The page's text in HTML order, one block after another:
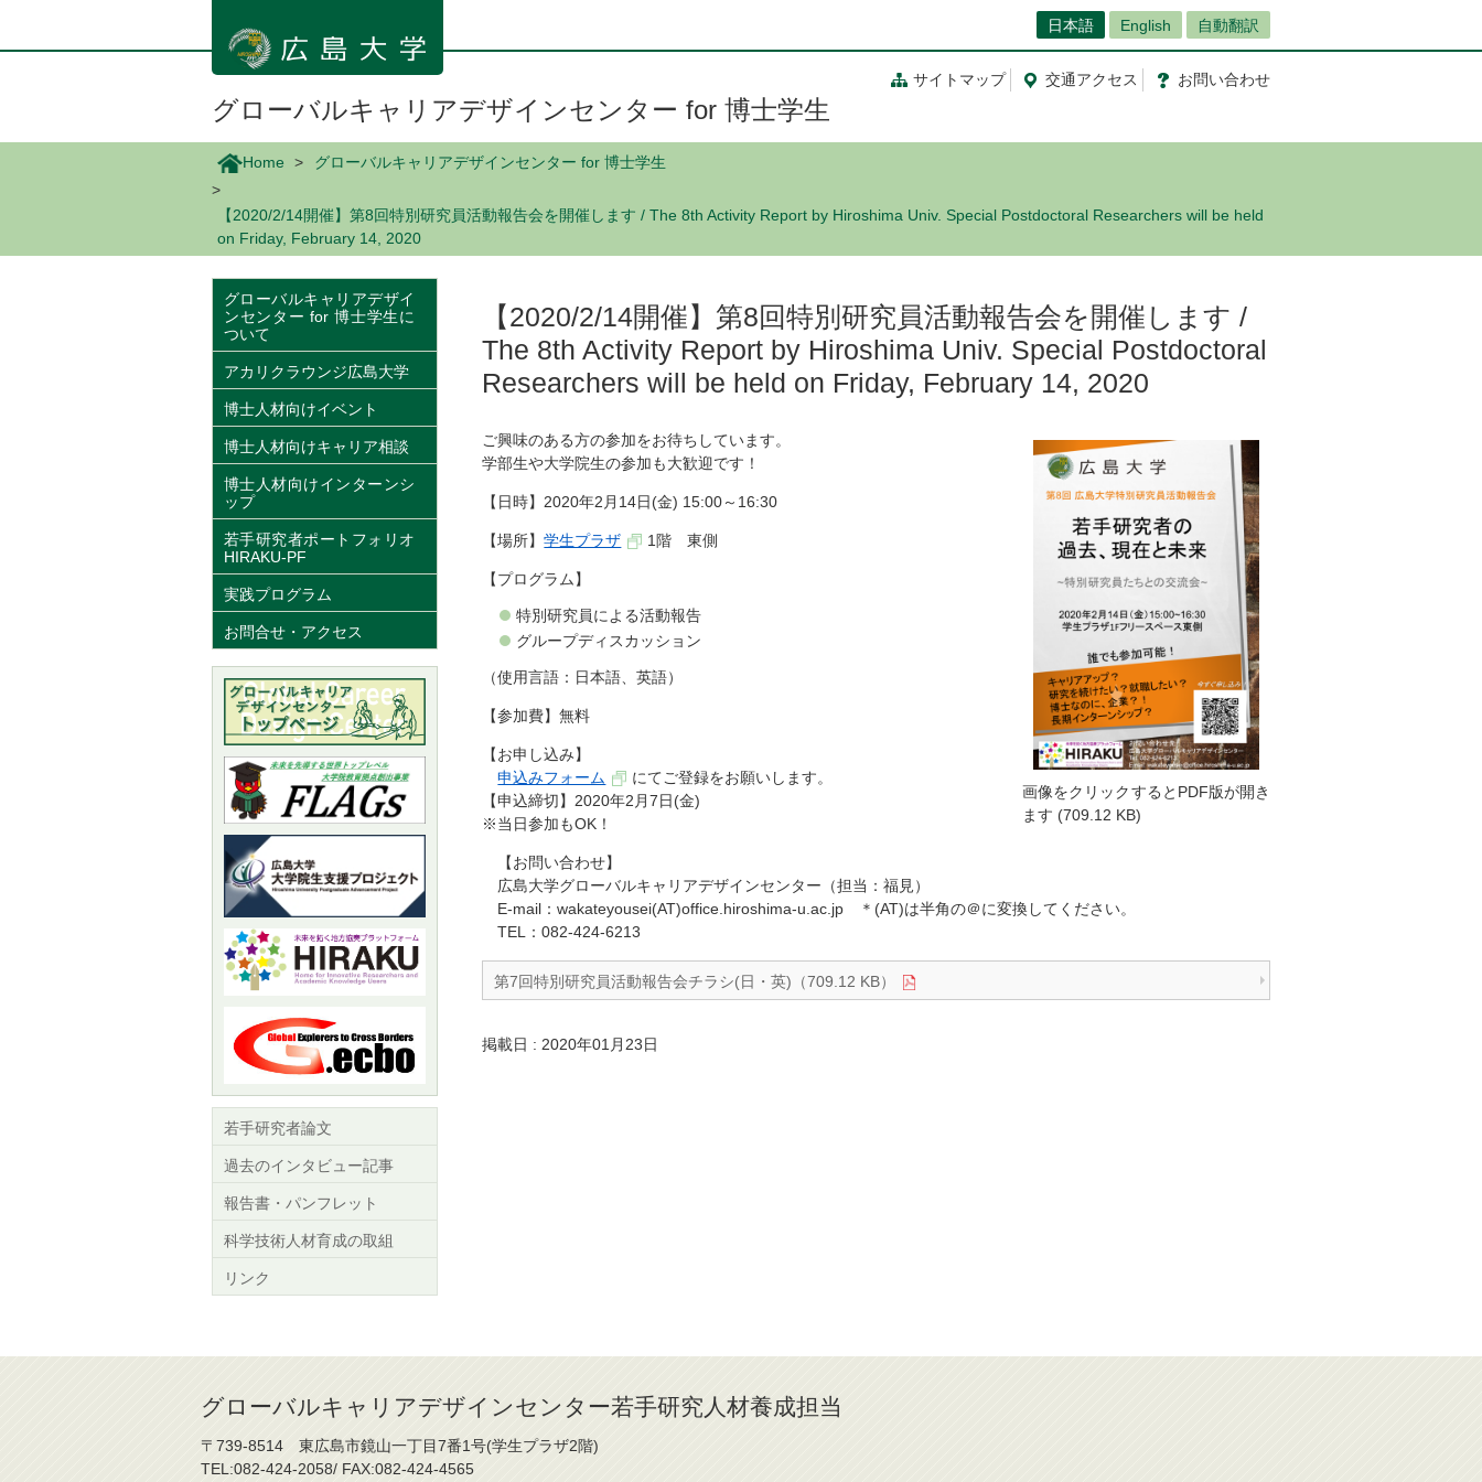
ン
日本語 English 自動翻訳
サイトマップ 交通アクセス お問い合わせ
グローバルキャリアデザインセンター for 博士学生
Home グローバルキャリアデザインセンター for 博士学生
【2020/2/14開催】第8回特別研究員活動報告会を開催します / The 8th Activity Report by Hiroshima Univ. Special Postdoctoral Researchers will be held
on Friday, February 14, 2020
【2020/2/14開催】第8回特別研究員活動報告会を開催します /
The 8th Activity Report by Hiroshima Univ. Special Postdoctoral
Researchers will be held on Friday, February 14, 2020
ご興味のある方の参加をお待ちしています。
学部生や大学院生の参加も大歓迎です！
【日時】2020年2月14日(金) 15:00～16:30
【場所】学生プラザ 1階 東側
【プログラム】
特別研究員による活動報告
グループディスカッション
（使用言語：日本語、英語）
【参加費】無料
【お申し込み】
申込みフォーム
にてご登録をお願いします。
【申込締切】2020年2月7日(金)
※当日参加もOK！
画像をクリックするとPDF版が開き
ます (709.12 KB)
【お問い合わせ】
広島大学グローバルキャリアデザインセンター（担当：福見）
E-mail：wakateyousei(AT)office.hiroshima-u.ac.jp ＊(AT)は半角の＠に変換してください。
TEL：082-424-6213
第7回特別研究員活動報告会チラシ(日・英)（709.12 KB）
掲載日 : 2020年01月23日
グローバルキャリアデザイ
ンセンター for 博士学生に
ついて
アカリクラウンジ広島大学
博士人材向けイベント
博士人材向けキャリア相談
博士人材向けインターンシ
ップ
若手研究者ポートフォリオ
HIRAKU-PF
実践プログラム
お問合せ・アクセス
若手研究者論文
過去のインタビュー記事
報告書・パンフレット
科学技術人材育成の取組
リンク
グローバルキャリアデザインセンター若手研究人材養成担当
〒739-8514 東広島市鏡山一丁目7番1号(学生プラザ2階)
TEL:082-424-2058/ FAX:082-424-4565